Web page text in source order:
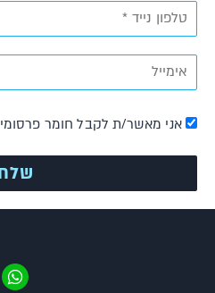
אני מאשר/ת לקבל חומר פרסומי